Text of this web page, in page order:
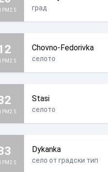
PM2.5 град
PM2.5
Chovno-Fedorivka
селото
PM2.5
Stasi
селото
PM2.5
Dykanka
село от градски тип